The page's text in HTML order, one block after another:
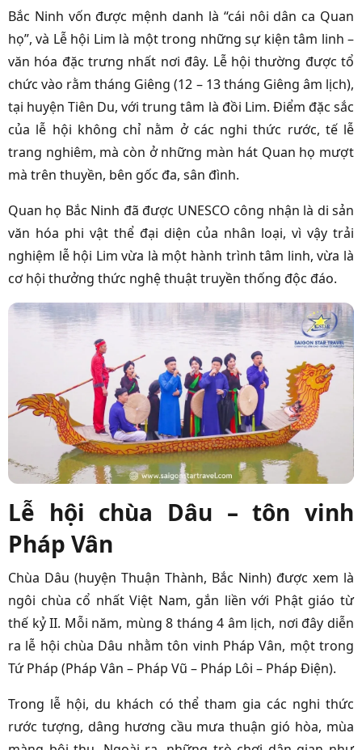
Bắc Ninh vốn được mệnh danh là “cái nôi dân ca Quan
họ”, và Lễ hội Lim là một trong những sự kiện tâm linh –
văn hóa đặc trưng nhất nơi đây. Lễ hội thường được tổ
chức vào rằm tháng Giêng (12 – 13 tháng Giêng âm lịch),
tại huyện Tiên Du, với trung tâm là đồi Lim. Điểm đặc sắc
của lễ hội không chỉ nằm ở các nghi thức rước, tế lễ
trang nghiêm, mà còn ở những màn hát Quan họ mượt
mà trên thuyền, bên gốc đa, sân đình.
Quan họ Bắc Ninh đã được UNESCO công nhận là di sản
văn hóa phi vật thể đại diện của nhân loại, vì vậy trải
nghiệm lễ hội Lim vừa là một hành trình tâm linh, vừa là
cơ hội thưởng thức nghệ thuật truyền thống độc đáo.
Lễ hội chùa Dâu – tôn vinh
Pháp Vân
Chùa Dâu (huyện Thuận Thành, Bắc Ninh) được xem là
ngôi chùa cổ nhất Việt Nam, gắn liền với Phật giáo từ
thế kỷ II. Mỗi năm, mùng 8 tháng 4 âm lịch, nơi đây diễn
ra lễ hội chùa Dâu nhằm tôn vinh Pháp Vân, một trong
Tứ Pháp (Pháp Vân – Pháp Vũ – Pháp Lôi – Pháp Điện).
Trong lễ hội, du khách có thể tham gia các nghi thức
rước tượng, dâng hương cầu mưa thuận gió hòa, mùa